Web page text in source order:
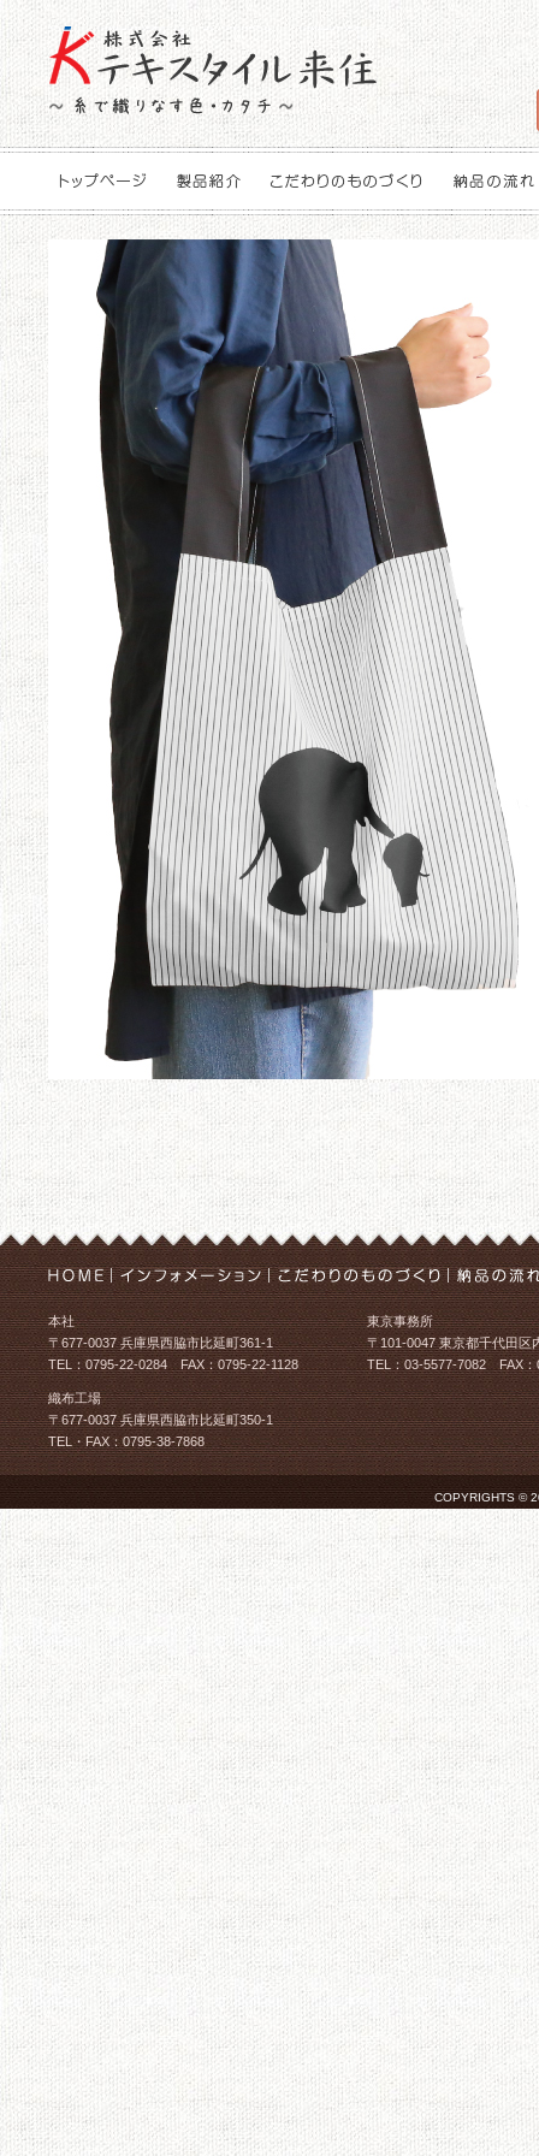
本社
〒677-0037 兵庫県西脇市比延町361-1
TEL：0795-22-0284 FAX：0795-22-1128
織布工場
〒677-0037 兵庫県西脇市比延町350-1
TEL・FAX：0795-38-7868
東京事務所
〒101-0047 東京都千代田区
TEL：03-5577-7082 FAX：
COPYRIGHTS ©